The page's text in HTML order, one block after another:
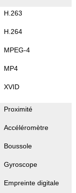
H.263
H.264
MPEG-4
MP4
XVID
Proximité
Accéléromètre
Boussole
Gyroscope
Empreinte digitale